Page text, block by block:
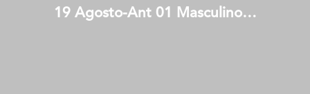
19 Agosto-Ant 01 Masculino…